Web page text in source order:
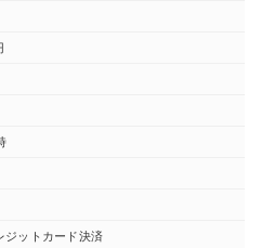
ジットカード決済